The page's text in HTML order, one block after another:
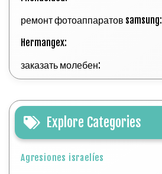
ремонт фотоаппаратов samsung:
Hermangex:
заказать молебен:
Explore Categories
Agresiones israelíes